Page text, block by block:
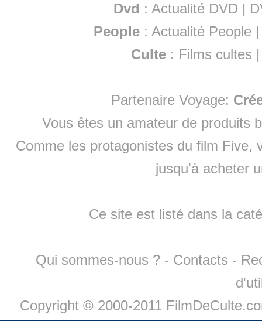
Dvd : Actualité DVD |
People :Actualité People
Culte : Films cultes
Partenaire Voyage:
Vous êtes un amateur de produits
Comme les protagonistes du film Five,
jusqu'à acheter
Ce site est listé dans la
Qui sommes-nous ? - Contacts -
Copyright © 2000-2011